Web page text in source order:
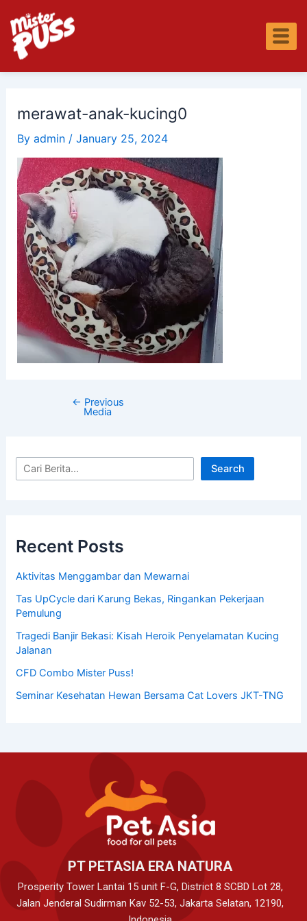
content
merawat-anak-kucing0
By admin / January 25, 2024
navigation
← Previous
Media
e
a
h
Search
Recent Posts
Aktivitas Menggambar dan Mewarnai
Tas UpCycle dari Karung Bekas, Ringankan Pekerjaan
Pemulung
Tragedi Banjir Bekasi: Kisah Heroik Penyelamatan Kucing
Jalanan
CFD Combo Mister Puss!
Seminar Kesehatan Hewan Bersama Cat Lovers JKT-TNG
PT PETASIA ERA NATURA
Prosperity Tower Lantai 15 unit F-G, District 8 SCBD Lot 28,
Jalan Jenderal Sudirman Kav 52-53, Jakarta Selatan, 12190,